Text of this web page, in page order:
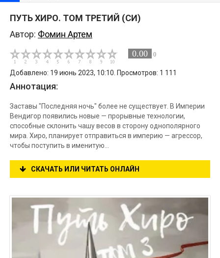
ПУТЬ ХИРО. ТОМ ТРЕТИЙ (СИ)
Автор: Фомин Артем
0.00 0
Добавлено: 19 июнь 2023, 10:10. Просмотров: 1 111
Аннотация:
Заставы "Последняя ночь" более не существует. В Империи
Вендигор появились новые — прорывные технологии,
способные склонить чашу весов в сторону однополярного
мира. Хиро, планирует отправиться в империю — агрессор,
чтобы поступить в именитую…
СКАЧАТЬ ИЛИ ЧИТАТЬ ОНЛАЙН